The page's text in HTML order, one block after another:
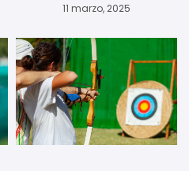
11 marzo, 2025